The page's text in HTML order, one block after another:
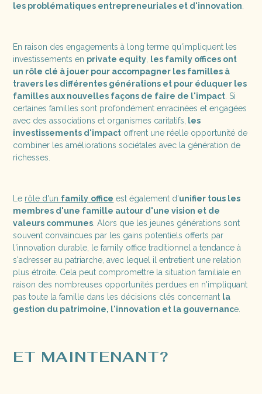
les problématiques entrepreneuriales et d'innovation
En raison des engagements à long terme qu'impliquent les
investissements en private equity
les family offices ont
un rôle clé à jouer pour accompagner les familles à
travers les différentes générations et pour éduquer les
familles aux nouvelles façons de faire de l'impact . Si
certaines familles sont profondément enracinées et engagées
avec des associations et organismes caritatifs,
les
investissements d'impact offrent une réelle opportunité de
combiner les améliorations sociétales avec la génération de
richesses.
Le rôle d'un family office est également d'unifier tous les
membres d'une famille autour d'une vision et de
valeurs communes . Alors que les jeunes générations sont
souvent convaincues par les gains potentiels offerts par
l'innovation durable, le family office traditionnel a tendance à
s'adresser au patriarche, avec lequel il entretient une relation
plus étroite. Cela peut compromettre la situation familiale en
raison des nombreuses opportunités perdues en n'impliquant
pas toute la famille dans les décisions clés concernant la
gestion du patrimoine, l'innovation et la gouvernance.
ET MAINTENANT?